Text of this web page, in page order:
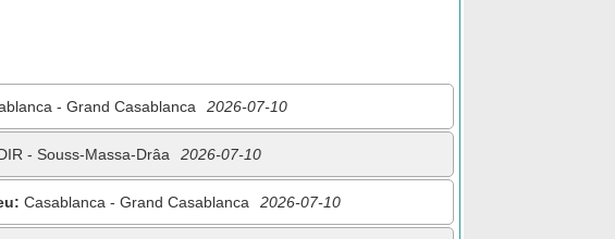
- Grand Casablanca 2026-07-10
- Souss-Massa-Drâa 2026-07-10
Casablanca - Grand Casablanca 2026-07-10